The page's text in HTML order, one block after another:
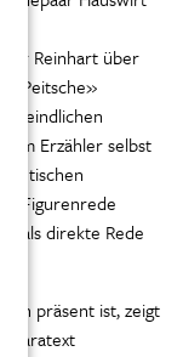
Reinhart über
Peitsche»
Erzähler selbst
Figurenrede
als direkte Rede
präsent ist, zeigt
Paratext